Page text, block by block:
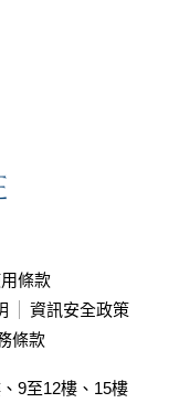
條款
資訊安全政策
條款
9至12樓、15樓